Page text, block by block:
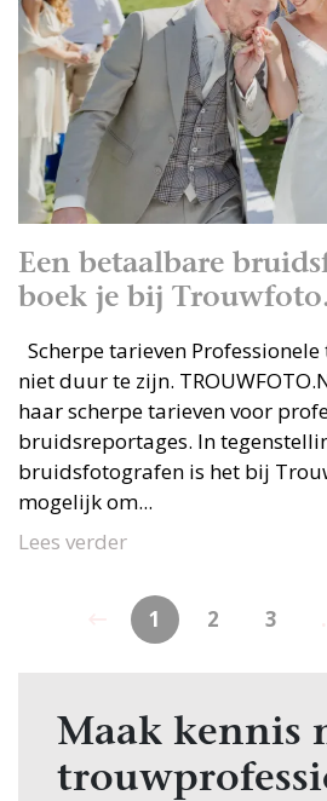
Een betaalbare
boek je bij
Scherpe tarieven
niet duur te zijn.
haar scherpe tarieven voor
bruidsreportages. In
bruidsfotografen is het bij
mogelijk om...
Lees verder
1 2 3
Maak kennis